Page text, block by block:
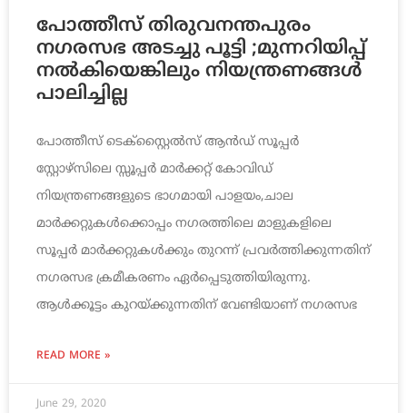
പോത്തീസ് തിരുവനന്തപുരം
നഗരസഭ അടച്ചു പൂട്ടി ;മുന്നറിയിപ്പ്
നൽകിയെങ്കിലും നിയന്ത്രണങ്ങൾ
പാലിച്ചില്ല
പോത്തീസ് ടെക്സ്റ്റൈൽസ് ആൻഡ് സൂപ്പർ
സ്റ്റോഴ്‌സിലെ സ്സൂപ്പർ മാർക്കറ്റ് കോവിഡ്
നിയന്ത്രണങ്ങളുടെ ഭാഗമായി പാളയം,ചാല
മാർക്കറ്റുകൾക്കൊപ്പം നഗരത്തിലെ മാളുകളിലെ
സൂപ്പർ മാർക്കറ്റുകൾക്കും തുറന്ന് പ്രവർത്തിക്കുന്നതിന്
നഗരസഭ ക്രമീകരണം ഏർപ്പെടുത്തിയിരുന്നു.
ആൾക്കൂട്ടം കുറയ്ക്കുന്നതിന് വേണ്ടിയാണ് നഗരസഭ
READ MORE »
June 29, 2020